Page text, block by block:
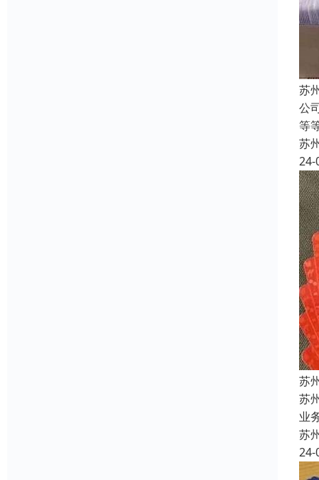
苏
公
等
苏
24-
苏
苏
业
苏
24-